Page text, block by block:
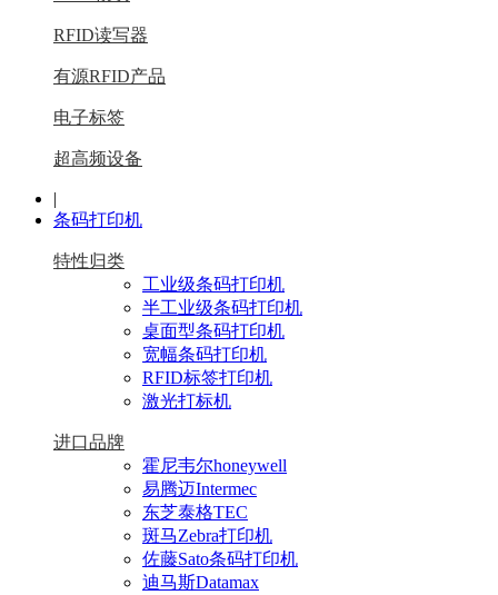
RFID读写器
有源RFID产品
电子标签
超高频设备
|
条码打印机
特性归类
工业级条码打印机
半工业级条码打印机
桌面型条码打印机
宽幅条码打印机
RFID标签打印机
激光打标机
进口品牌
霍尼韦尔honeywell
易腾迈Intermec
东芝泰格TEC
斑马Zebra打印机
佐藤Sato条码打印机
迪马斯Datamax